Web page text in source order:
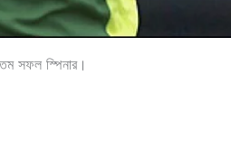
সফল স্পিনার।